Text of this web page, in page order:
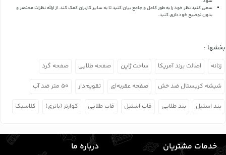
سعی کنید نظر خود را به طور کامل و جامع بیان کنید تا به سایر کاربران کمک کند.از ارائه نظرات مختصر و
بدون توضیح خودداری کنید.
بخشها :
زنانه اصالت برند آمریکا ساخت ژاپن صفحه طلایی صفحه گرد
شیشه کریستال ضد خش صفحه عقربه‌ای تقویم‌دار ۵۰ متر ضد آب
بند استیل بند طلایی قاب استیل قاب طلایی کوارتز (باتری) کلاسیک
خدمات مشتریان درباره ما